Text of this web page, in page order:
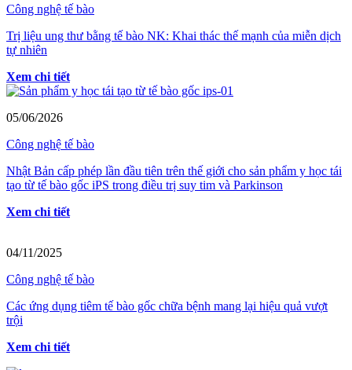
Công nghệ tế bào
Trị liệu ung thư bằng tế bào NK: Khai thác thế mạnh của miễn dịch
tự nhiên
Xem chi tiết
05/06/2026
Công nghệ tế bào
Nhật Bản cấp phép lần đầu tiên trên thế giới cho sản phẩm y học tái
tạo từ tế bào gốc iPS trong điều trị suy tim và Parkinson
Xem chi tiết
04/11/2025
Công nghệ tế bào
Các ứng dụng tiêm tế bào gốc chữa bệnh mang lại hiệu quả vượt
trội
Xem chi tiết